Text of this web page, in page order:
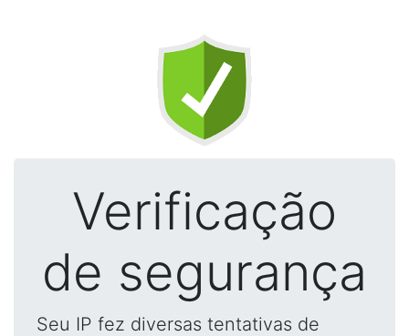
Verificação
de segurança
Seu IP fez diversas tentativas de